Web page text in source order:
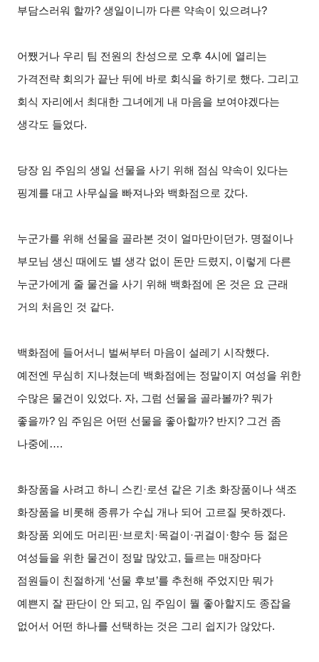
부담스러워 할까? 생일이니까 다른 약속이 있으려나?
어쨌거나 우리 팀 전원의 찬성으로 오후 4시에 열리는
가격전략 회의가 끝난 뒤에 바로 회식을 하기로 했다. 그리고
회식 자리에서 최대한 그녀에게 내 마음을 보여야겠다는
생각도 들었다.
당장 임 주임의 생일 선물을 사기 위해 점심 약속이 있다는
핑계를 대고 사무실을 빠져나와 백화점으로 갔다.
누군가를 위해 선물을 골라본 것이 얼마만이던가. 명절이나
부모님 생신 때에도 별 생각 없이 돈만 드렸지, 이렇게 다른
누군가에게 줄 물건을 사기 위해 백화점에 온 것은 요 근래
거의 처음인 것 같다.
백화점에 들어서니 벌써부터 마음이 설레기 시작했다.
예전엔 무심히 지나쳤는데 백화점에는 정말이지 여성을 위한
수많은 물건이 있었다. 자, 그럼 선물을 골라볼까? 뭐가
좋을까? 임 주임은 어떤 선물을 좋아할까? 반지? 그건 좀
나중에….
화장품을 사려고 하니 스킨·로션 같은 기초 화장품이나 색조
화장품을 비롯해 종류가 수십 개나 되어 고르질 못하겠다.
화장품 외에도 머리핀·브로치·목걸이·귀걸이·향수 등 젊은
여성들을 위한 물건이 정말 많았고, 들르는 매장마다
점원들이 친절하게 ‘선물 후보’를 추천해 주었지만 뭐가
예쁜지 잘 판단이 안 되고, 임 주임이 뭘 좋아할지도 종잡을
없어서 어떤 하나를 선택하는 것은 그리 쉽지가 않았다.